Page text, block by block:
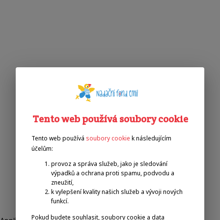
Tento web používá soubory cookie
Tento web používá soubory cookie k následujícím
účelům:
provoz a správa služeb, jako je sledování
výpadků a ochrana proti spamu, podvodu a
zneužití,
k vylepšení kvality našich služeb a vývoji nových
funkcí.
Pokud budete souhlasit, soubory cookie a data